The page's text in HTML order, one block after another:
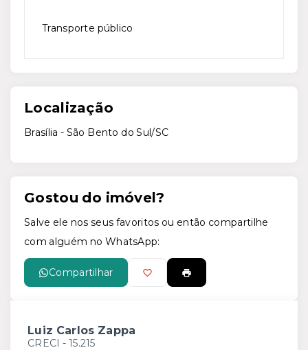
Transporte público
Localização
Brasília - São Bento do Sul/SC
Gostou do imóvel?
Salve ele nos seus favoritos ou então compartilhe
com alguém no WhatsApp:
Compartilhar
Luiz Carlos Zappa
CRECI - 15.215